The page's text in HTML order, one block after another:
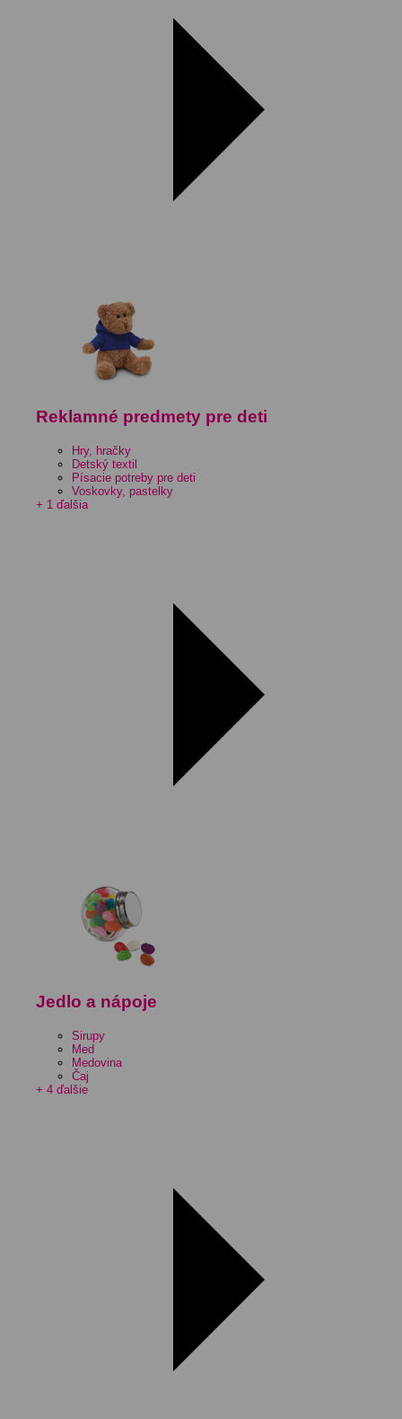
Reklamné predmety pre deti
Hry, hračky
Detský textil
Písacie potreby pre deti
Voskovky, pastelky
+ 1 ďalšia
Jedlo a nápoje
Sirupy
Med
Medovina
Čaj
+ 4 ďalšie